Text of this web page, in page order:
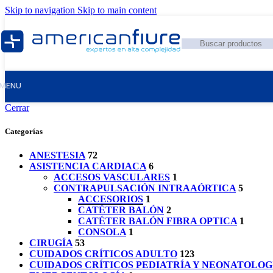
Skip to navigation Skip to main content
Cerrar
Categorías
ANESTESIA 72
ASISTENCIA CARDIACA 6
ACCESOS VASCULARES 1
CONTRAPULSACIÓN INTRAAÓRTICA 5
ACCESORIOS 1
CATÉTER BALÓN 2
CATÉTER BALÓN FIBRA OPTICA 1
CONSOLA 1
CIRUGÍA 53
CUIDADOS CRÍTICOS ADULTO 123
CUIDADOS CRÍTICOS PEDIATRÍA Y